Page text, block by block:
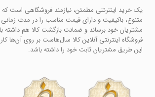
یک خرید اینترنتی مطمئن، نیازمند فروشگاهی است که
متنوع، باکیفیت و دارای قیمت مناسب را در مدت
مشتریان خود برساند و ضمانت بازگشت کالا هم داشته
فروشگاه اینترنتی آنلاین کالا سال‌هاست بر روی آن‌ها
این طریق مشتریان ثابت خود را داشته باشد.